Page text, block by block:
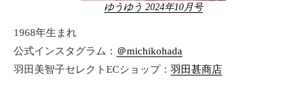
ゆうゆう 2024年10月号
1968年生まれ
公式インスタグラム： ＠michikohada
羽田美智子セレクトECショップ： 羽田甚商店